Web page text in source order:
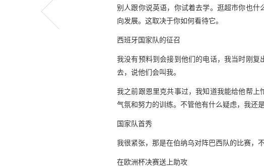
别人跟你说英语，你试着去学。逛超市你也
向发展。这取决于你如何看待它。
西班牙国家队的征召
我没有预料到会接到他们的电话，我当时刚
去，说他们会叫我。
我之前跟恩里克共事过，我知道我能给他帮
气氛和努力的训练。不管他有什么疑虑，我还
国家队首秀
我很紧张，那是在伯纳乌对阵巴西队的比赛，
在欧洲杯决赛送上助攻